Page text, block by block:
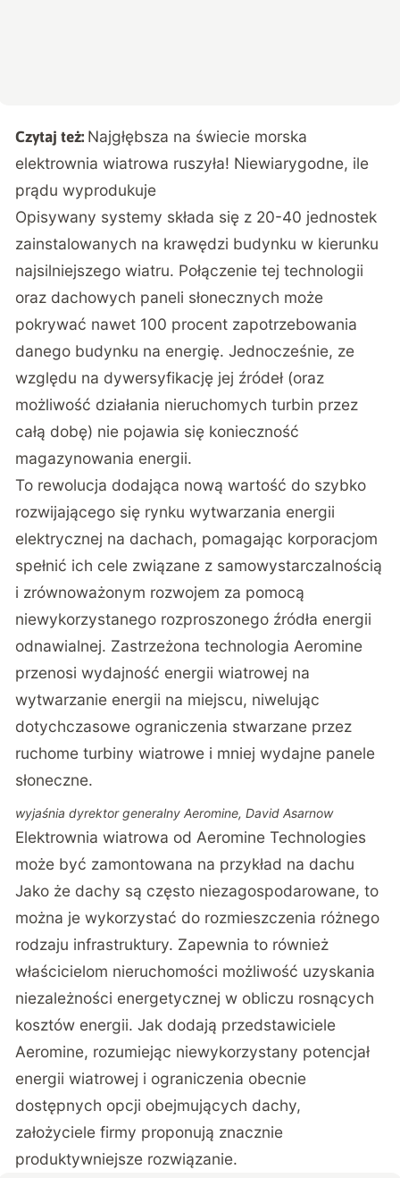
Czytaj też: Najgłębsza na świecie morska
elektrownia wiatrowa ruszyła! Niewiarygodne, ile
prądu wyprodukuje
Opisywany systemy składa się z 20-40 jednostek
zainstalowanych na krawędzi budynku w kierunku
najsilniejszego wiatru. Połączenie tej technologii
oraz dachowych paneli słonecznych może
pokrywać nawet 100 procent zapotrzebowania
danego budynku na energię. Jednocześnie, ze
względu na dywersyfikację jej źródeł (oraz
możliwość działania nieruchomych turbin przez
całą dobę) nie pojawia się konieczność
magazynowania energii.
To rewolucja dodająca nową wartość do szybko
rozwijającego się rynku wytwarzania energii
elektrycznej na dachach, pomagając korporacjom
spełnić ich cele związane z samowystarczalnością
i zrównoważonym rozwojem za pomocą
niewykorzystanego rozproszonego źródła energii
odnawialnej. Zastrzeżona technologia Aeromine
przenosi wydajność energii wiatrowej na
wytwarzanie energii na miejscu, niwelując
dotychczasowe ograniczenia stwarzane przez
ruchome turbiny wiatrowe i mniej wydajne panele
słoneczne.
wyjaśnia dyrektor generalny Aeromine, David Asarnow
Elektrownia wiatrowa od Aeromine Technologies
może być zamontowana na przykład na dachu
Jako że dachy są często niezagospodarowane, to
można je wykorzystać do rozmieszczenia różnego
rodzaju infrastruktury. Zapewnia to również
właścicielom nieruchomości możliwość uzyskania
niezależności energetycznej w obliczu rosnących
kosztów energii. Jak dodają przedstawiciele
Aeromine, rozumiejąc niewykorzystany potencjał
energii wiatrowej i ograniczenia obecnie
dostępnych opcji obejmujących dachy,
założyciele firmy proponują znacznie
produktywniejsze rozwiązanie.